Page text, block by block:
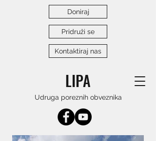
LIPA
Udruga poreznih obveznika
Doniraj
Pridruži se
Kontaktiraj nas